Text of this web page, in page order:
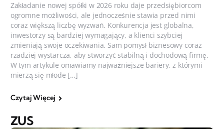
Zakładanie nowej spółki w 2026 roku daje przedsiębiorcom
ogromne możliwości, ale jednocześnie stawia przed nimi
coraz większą liczbę wyzwań. Konkurencja jest globalna,
inwestorzy są bardziej wymagający, a klienci szybciej
zmieniają swoje oczekiwania. Sam pomysł biznesowy coraz
rzadziej wystarcza, aby stworzyć stabilną i dochodową firmę.
W tym artykule omawiamy najważniejsze bariery, z którymi
mierzą się młode […]
Czytaj Więcej
ZUS